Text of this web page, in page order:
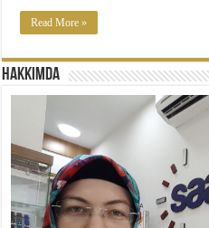
Read More »
Hakkımda